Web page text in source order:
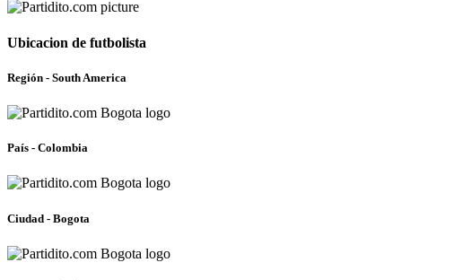
Ubicacion de futbolista
Región - South America
País - Colombia
Ciudad - Bogota